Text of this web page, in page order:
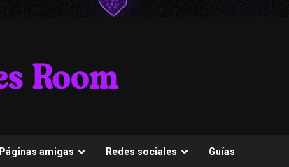
Páginas amigas Redes sociales Guías